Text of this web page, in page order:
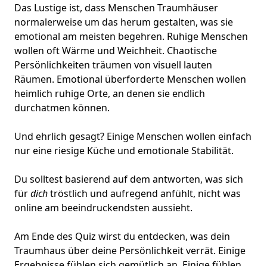
Das Lustige ist, dass Menschen Traumhäuser
normalerweise um das herum gestalten, was sie
emotional am meisten begehren. Ruhige Menschen
wollen oft Wärme und Weichheit. Chaotische
Persönlichkeiten träumen von visuell lauten
Räumen. Emotional überforderte Menschen wollen
heimlich ruhige Orte, an denen sie endlich
durchatmen können.
Und ehrlich gesagt? Einige Menschen wollen einfach
nur eine riesige Küche und emotionale Stabilität.
Du solltest basierend auf dem antworten, was sich
fürdichtröstlich und aufregend anfühlt, nicht was
online am beeindruckendsten aussieht.
Am Ende des Quiz wirst du entdecken, was dein
Traumhaus über deine Persönlichkeit verrät. Einige